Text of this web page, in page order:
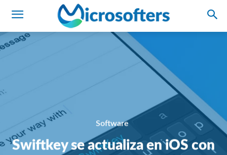
Software
Swiftkey se actualiza en iOS con